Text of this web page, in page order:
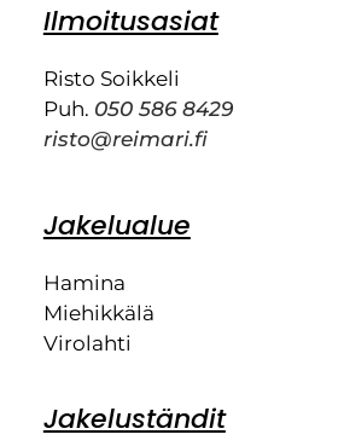
Ilmoitusasiat
Risto Soikkeli
Puh. 050 586 8429
risto@reimari.fi
Jakelualue
Hamina
Miehikkälä
Virolahti
Jakeluständit